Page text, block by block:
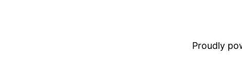
Proudly